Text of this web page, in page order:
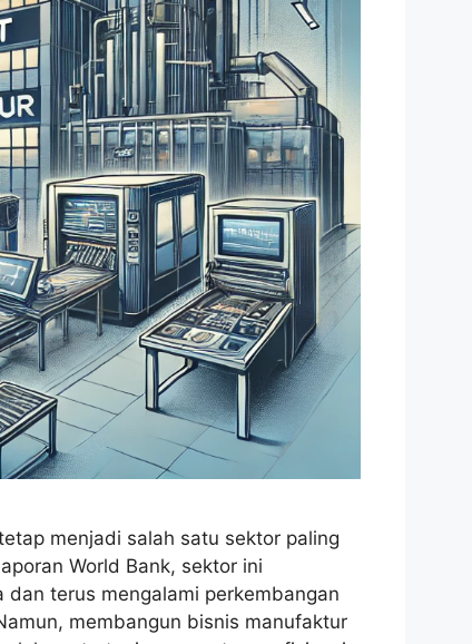
menjadi salah satu sektor paling
World Bank, sektor ini
terus mengalami perkembangan
membangun bisnis manufaktur